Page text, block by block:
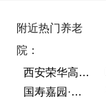
附近热门养老
院：
西安荣华高新悦家养老服务有限公司
国寿嘉园·成都乐境